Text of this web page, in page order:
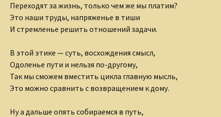
Переходят за жизнь, только чем же мы платим?
Это наши труды, напряженье в тиши
И стремленье решить отношений задачи.
В этой этике — суть, восхождения смысл,
Одоленье пути и нельзя по-другому,
Так мы сможем вместить цикла главную мысль,
Это можно сравнить с возвращением к дому.
Ну а дальше опять собираемся в путь,